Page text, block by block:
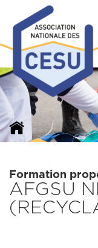
Formation
AFGSU